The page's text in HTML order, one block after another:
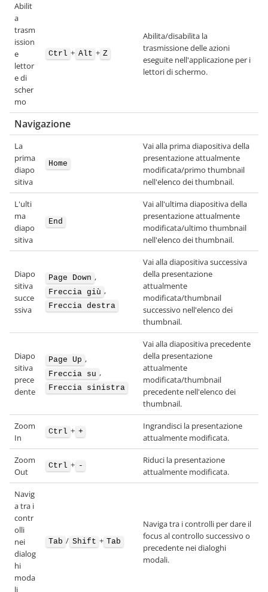
Abilit
a
trasm
ission
e
lettor
e di
scher
mo
Ctrl + Alt + Z
Abilita/disabilita la
trasmissione delle azioni
eseguite nell'applicazione per i
lettori di schermo.
Navigazione
La
prima
diapo
sitiva
Home
Vai alla prima diapositiva della
presentazione attualmente
modificata/primo thumbnail
nell'elenco dei thumbnail.
L'ulti
ma
diapo
sitiva
End
Vai all'ultima diapositiva della
presentazione attualmente
modificata/ultimo thumbnail
nell'elenco dei thumbnail.
Diapo
sitiva
succe
ssiva
Page Down ,
Freccia giù ,
Freccia destra
Vai alla diapositiva successiva
della presentazione
attualmente
modificata/thumbnail
successivo nell'elenco dei
thumbnail.
Diapo
sitiva
prece
dente
Page Up ,
Freccia su ,
Freccia sinistra
Vai alla diapositiva precedente
della presentazione
attualmente
modificata/thumbnail
precedente nell'elenco dei
thumbnail.
Zoom
In
Ctrl + +
Ingrandisci la presentazione
attualmente modificata.
Zoom
Out
Ctrl + -
Riduci la presentazione
attualmente modificata.
Navig
a tra i
contr
olli
nei
dialog
hi
moda
li
Tab / Shift + Tab
Naviga tra i controlli per dare il
focus al controllo successivo o
precedente nei dialoghi
modali.